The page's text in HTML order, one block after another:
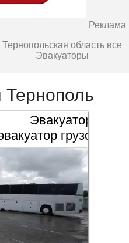
Реклама
Тернопольская область все
Эвакуаторы
Тернополь
Эвакуатор
грузовых